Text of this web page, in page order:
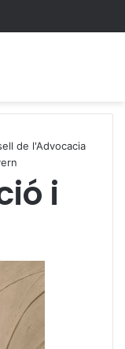
de l'Advocacia
i